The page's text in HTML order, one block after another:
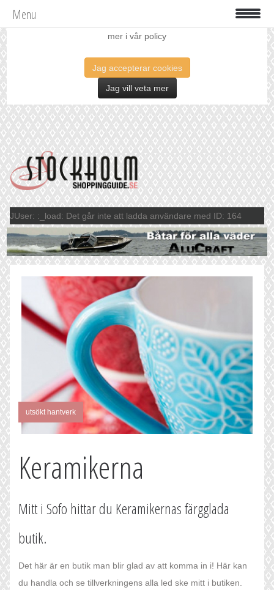
Vi använder oss av cookies för att förbättra din upplevelse. Läs
mer i vår policy
Jag accepterar cookies
Jag vill veta mer
Menu
JUser: :_load: Det går inte att ladda användare med ID: 164
utsökt hantverk
Keramikerna
Mitt i Sofo hittar du Keramikernas färgglada
butik.
Det här är en butik man blir glad av att komma in i! Här kan
du handla och se tillverkningens alla led ske mitt i butiken.